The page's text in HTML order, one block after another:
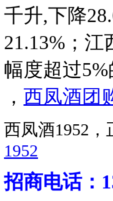
千升,下降
21.13%；江
幅度超过
， 西凤酒团
西凤酒1952
1952
招商电话：